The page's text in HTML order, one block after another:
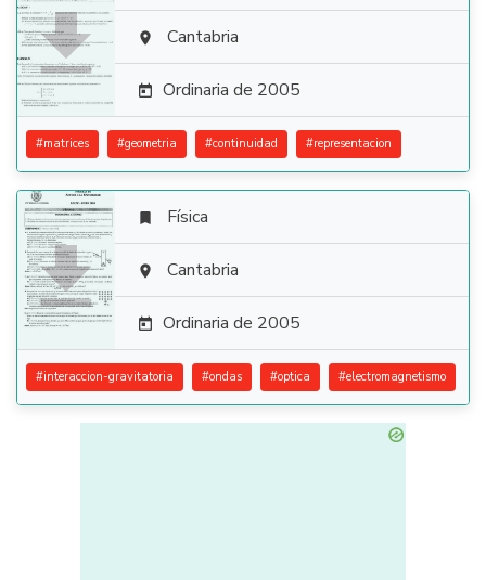
  Cantabria
 Ordinaria de 2005
#matrices #geometria #continuidad #representacion

 Física
 Cantabria
 Ordinaria de 2005
#interaccion-gravitatoria #ondas #optica #electromagnetismo